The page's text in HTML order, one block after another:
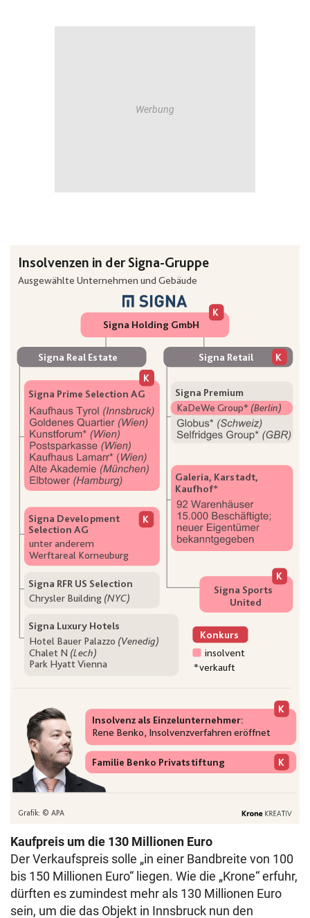
Kaufpreis um die 130 Millionen Euro
Der Verkaufspreis solle „in einer Bandbreite von 100
bis 150 Millionen Euro“ liegen. Wie die „Krone“ erfuhr,
dürften es zumindest mehr als 130 Millionen Euro
sein, um die das Objekt in Innsbruck nun den